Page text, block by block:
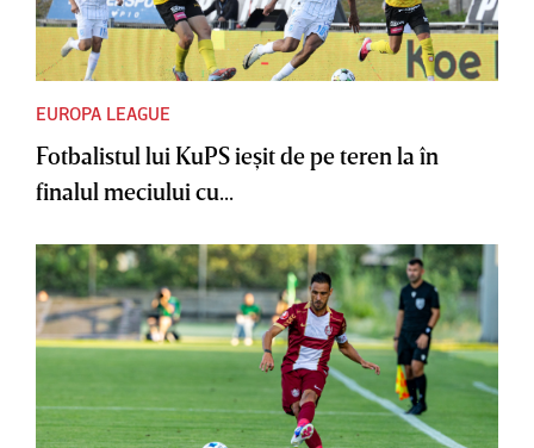
EUROPA LEAGUE
Fotbalistul lui KuPS ieşit de pe teren la în
finalul meciului cu...